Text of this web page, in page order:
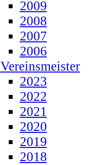
2009
2008
2007
2006
Vereinsmeister
2023
2022
2021
2020
2019
2018